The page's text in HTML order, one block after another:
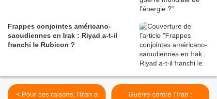
Frappes conjointes américano-
saoudiennes en Irak : Riyad a-t-il
franchi le Rubicon ?
< Pour ces raisons, l’Iran a
Guerre contre l’Iran :